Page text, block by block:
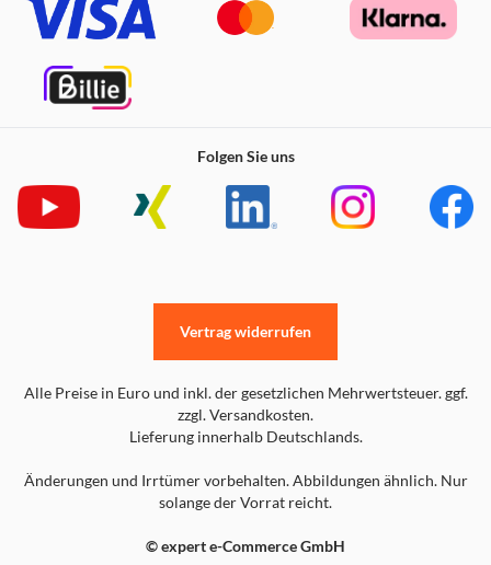
Folgen Sie uns
Alle Preise in Euro und inkl. der gesetzlichen Mehrwertsteuer. ggf.
zzgl. Versandkosten.
Lieferung innerhalb Deutschlands.
Änderungen und Irrtümer vorbehalten. Abbildungen ähnlich. Nur
solange der Vorrat reicht.
© expert e-Commerce GmbH
Vertrag widerrufen